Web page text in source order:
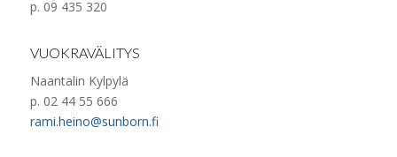
p. 09 435 320
VUOKRAVÄLITYS
Naantalin Kylpylä
p. 02 44 55 666
rami.heino@sunborn.fi